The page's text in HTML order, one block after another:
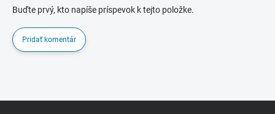
Buďte prvý, kto napíše príspevok k tejto položke.
Pridať komentár